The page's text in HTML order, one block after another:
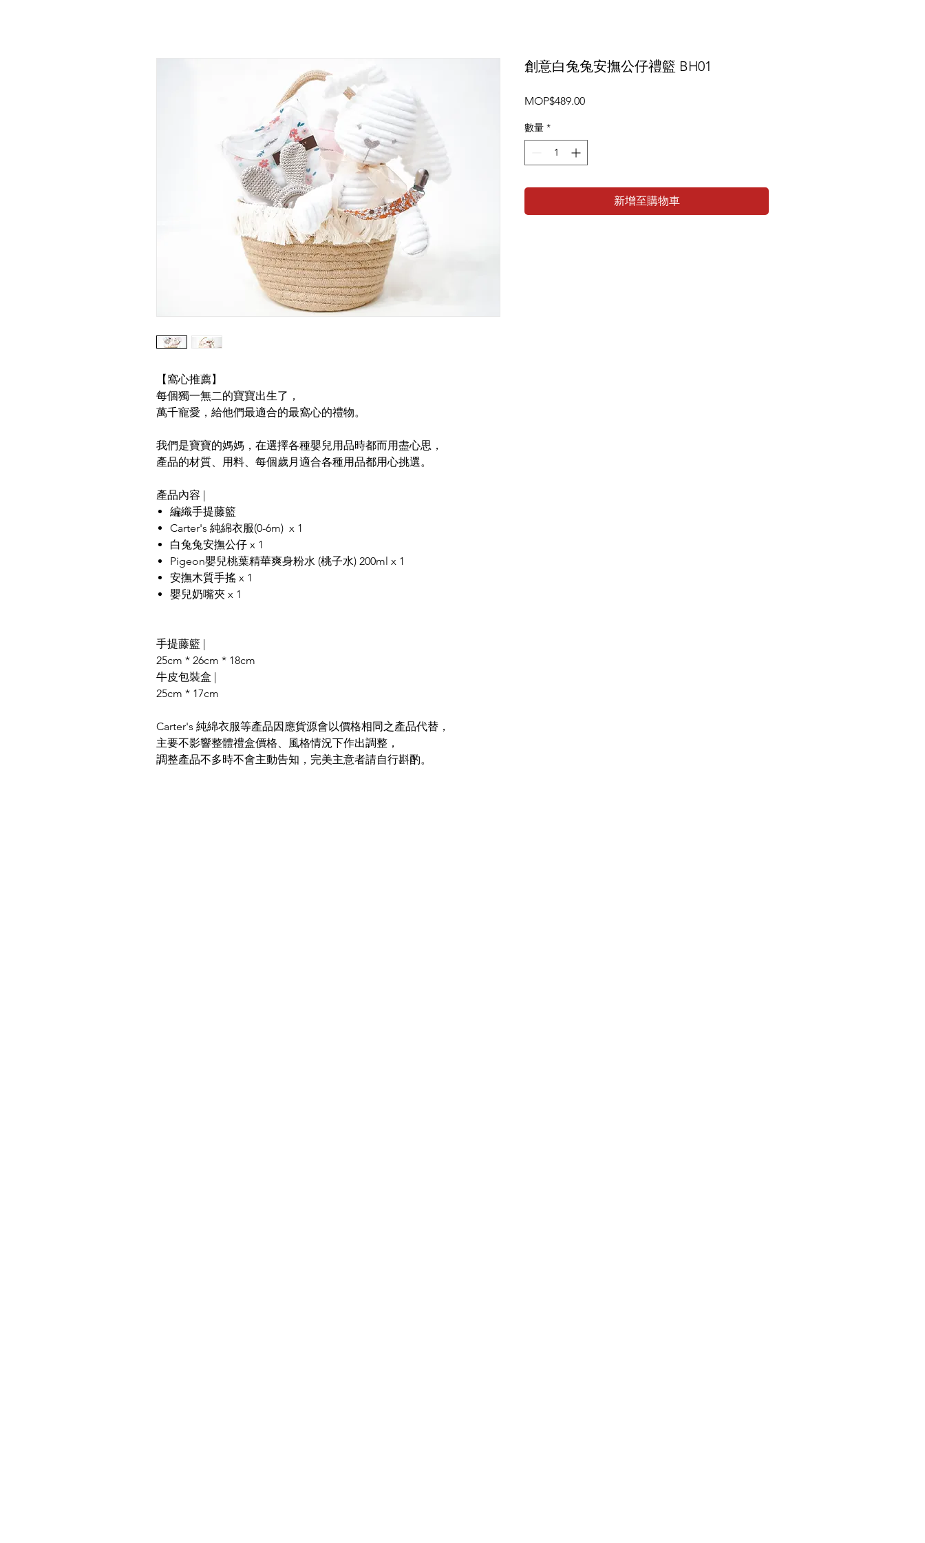
【窩心推薦】
每個獨一無二的寶寶出生了，
萬千寵愛，給他們最適合的最窩心的禮物。
我們是寶寶的媽媽，在選擇各種嬰兒用品時都而用盡心思，
產品的材質、用料、每個歲月適合各種用品都用心挑選。
產品內容 |
編織手提藤籃
Carter's 純綿衣服(0-6m) x 1
白兔兔安撫公仔 x 1
Pigeon嬰兒桃葉精華爽身粉水 (桃子水) 200ml x 1
安撫木質手搖 x 1
嬰兒奶嘴夾 x 1
手提藤籃 |
25cm * 26cm * 18cm
牛皮包裝盒 |
25cm * 17cm
Carter's 純綿衣服等產品因應貨源會以價格相同之產品代替，
主要不影響整體禮盒價格、風格情況下作出調整，
調整產品不多時不會主動告知，完美主意者請自行斟酌。
創意白兔兔安撫公仔禮籃 BH01
MOP$489.00價
數量 *
新增至購物車